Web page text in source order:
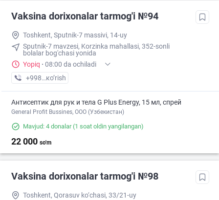
Vaksina dorixonalar tarmog'i №94
Toshkent, Sputnik-7 massivi, 14-uy
Sputnik-7 mavzesi, Korzinka mahallasi, 352-sonli
bolalar bog'chasi yonida
Yopiq · 08:00 da ochiladi
+998 (77) XXX-XX-XX
кo’rish
Антисептик для рук и тела G Plus Energy, 15 мл, спрей
General Profit Bussines, ООО (Узбекистан)
Mavjud: 4 donalar(1 soat oldin yangilangan)
22 000 so'm
Vaksina dorixonalar tarmog'i №98
Toshkent, Qorasuv ko‘chasi, 33/21-uy